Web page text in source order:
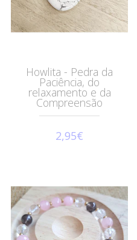
Howlita - Pedra da
Paciência, do
relaxamento e da
Compreensão
2,95€